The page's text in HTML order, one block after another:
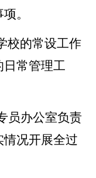
。
校的常设工作
常管理工
员办公室负责
况开展全过